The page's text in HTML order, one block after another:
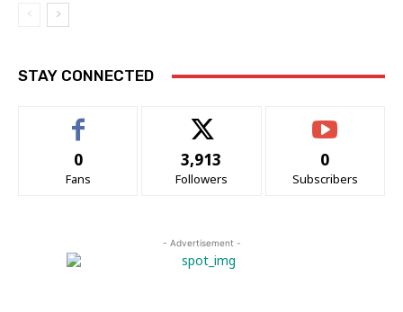
STAY CONNECTED
0
Fans
3,913
Followers
0
Subscribers
- Advertisement -